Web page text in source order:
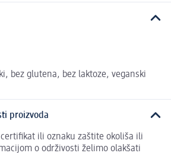
bez glutena, bez laktoze, veganski
proizvoda
ili oznaku zaštite okoliša ili
o održivosti želimo olakšati